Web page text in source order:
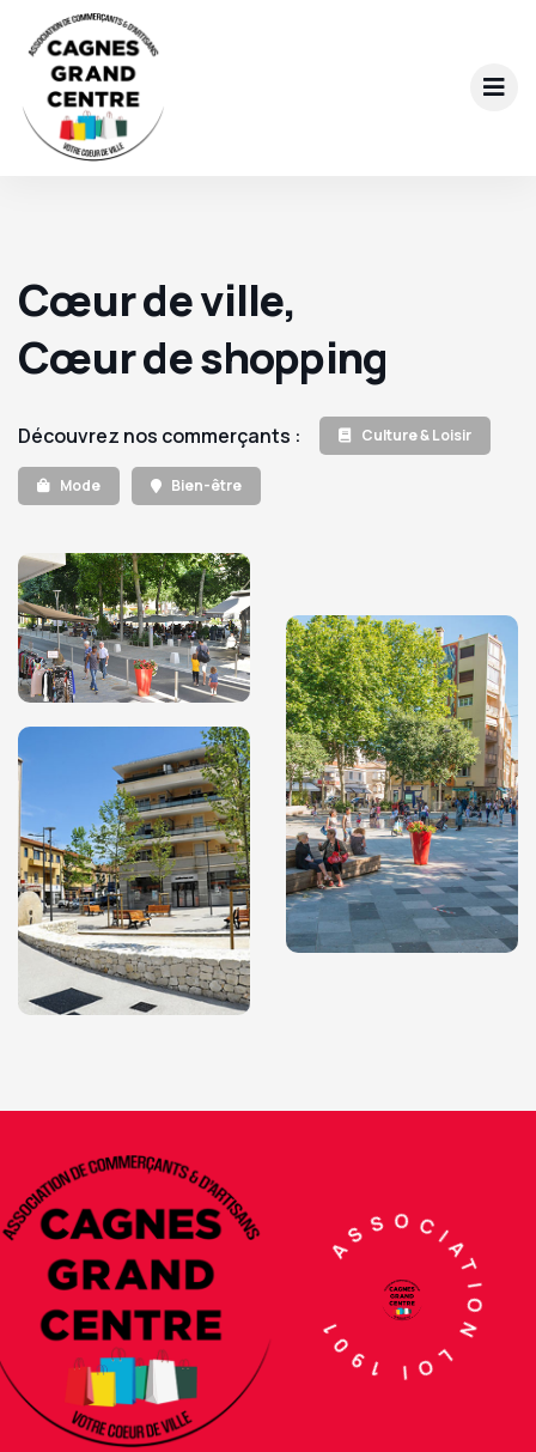
Cœur de ville,
Cœur de shopping
Découvrez nos commerçants : Culture & Loisir
Mode Bien-être
ASSOCIATION LOI 1901